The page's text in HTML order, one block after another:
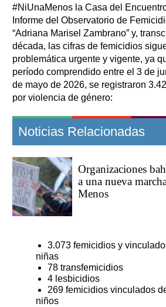
#NiUnaMenos la Casa del
Informe del Observatorio de
“Adriana Marisel Zambrano” y,
década, las cifras de femicidios
problemática urgente y vigente, ya
período comprendido entre el 3 de
de mayo de 2026, se registraron
por violencia de género:
Noticias Relacionadas
Organizaciones
a una nueva
Menos
3.073 femicidios y
niñas
78 transfemicidios
4 lesbicidios
269 femicidios vinculados
niños